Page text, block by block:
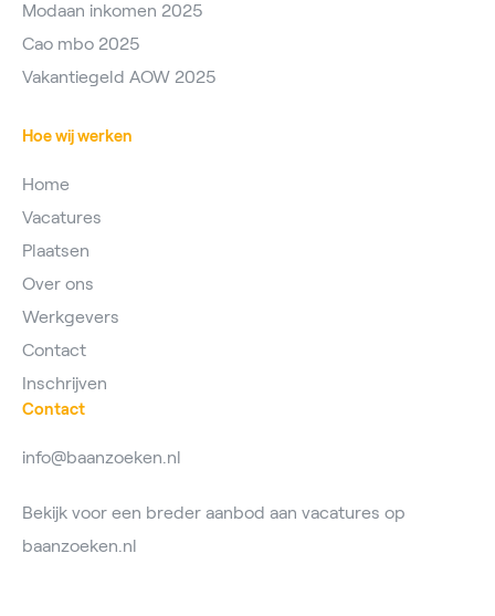
Modaan inkomen 2025
Cao mbo 2025
Vakantiegeld AOW 2025
Hoe wij werken
Home
Vacatures
Plaatsen
Over ons
Werkgevers
Contact
Inschrijven
Contact
info@baanzoeken.nl
Bekijk voor een breder aanbod aan vacatures op
baanzoeken.nl